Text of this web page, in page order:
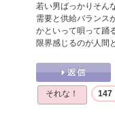
若い男ばっかりそん
需要と供給バランス
かといって唄って踊
限界感じるのが人間
それな！ 147